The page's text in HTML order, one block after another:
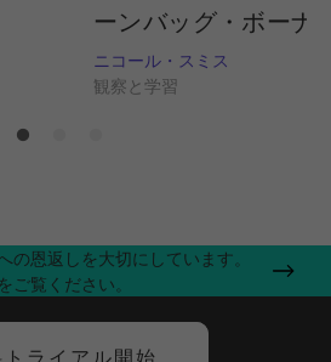
ーンバッグ・ボーナ
ニコール・スミス
観察と学習
の恩返しを大切にしています。
ご覧ください。
ライアル開始